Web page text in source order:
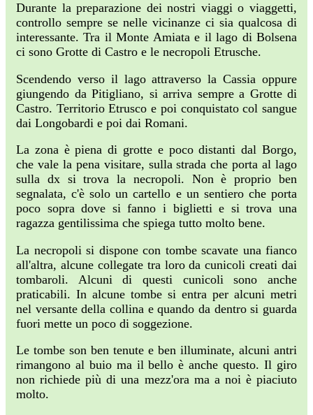
Durante la preparazione dei nostri viaggi o viaggetti,
controllo sempre se nelle vicinanze ci sia qualcosa di
interessante. Tra il Monte Amiata e il lago di Bolsena
ci sono Grotte di Castro e le necropoli Etrusche.
Scendendo verso il lago attraverso la Cassia oppure
giungendo da Pitigliano, si arriva sempre a Grotte di
Castro. Territorio Etrusco e poi conquistato col sangue
dai Longobardi e poi dai Romani.
La zona è piena di grotte e poco distanti dal Borgo,
che vale la pena visitare, sulla strada che porta al lago
sulla dx si trova la necropoli. Non è proprio ben
segnalata, c'è solo un cartello e un sentiero che porta
poco sopra dove si fanno i biglietti e si trova una
ragazza gentilissima che spiega tutto molto bene.
La necropoli si dispone con tombe scavate una fianco
all'altra, alcune collegate tra loro da cunicoli creati dai
tombaroli. Alcuni di questi cunicoli sono anche
praticabili. In alcune tombe si entra per alcuni metri
nel versante della collina e quando da dentro si guarda
fuori mette un poco di soggezione.
Le tombe son ben tenute e ben illuminate, alcuni antri
rimangono al buio ma il bello è anche questo. Il giro
non richiede più di una mezz'ora ma a noi è piaciuto
molto.